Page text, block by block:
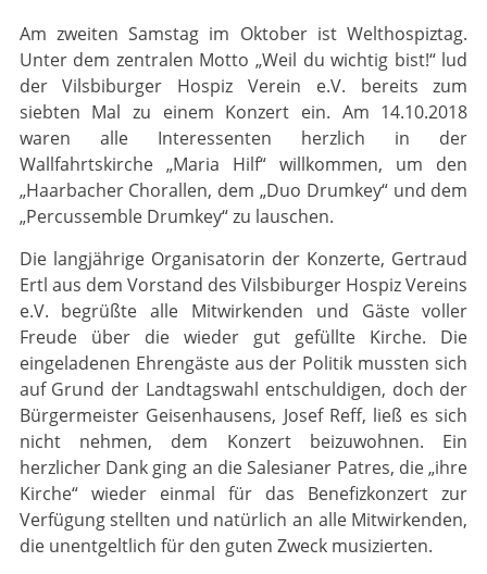
Am zweiten Samstag im Oktober ist Welthospiztag.
Unter dem zentralen Motto „Weil du wichtig bist!“ lud
der Vilsbiburger Hospiz Verein e.V. bereits zum
siebten Mal zu einem Konzert ein. Am 14.10.2018
waren alle Interessenten herzlich in der
Wallfahrtskirche „Maria Hilf“ willkommen, um den
„Haarbacher Chorallen, dem „Duo Drumkey“ und dem
„Percussemble Drumkey“ zu lauschen.
Die langjährige Organisatorin der Konzerte, Gertraud
Ertl aus dem Vorstand des Vilsbiburger Hospiz Vereins
e.V. begrüßte alle Mitwirkenden und Gäste voller
Freude über die wieder gut gefüllte Kirche. Die
eingeladenen Ehrengäste aus der Politik mussten sich
auf Grund der Land­tagswahl entschuldigen, doch der
Bürgermeister Geisenhausens, Josef Reff, ließ es sich
nicht nehmen, dem Konzert beizuwohnen. Ein
herzlicher Dank ging an die Salesianer Patres, die „ihre
Kirche“ wieder einmal für das Benefizkonzert zur
Verfügung stellten und natürlich an alle Mitwirkenden,
die unentgeltlich für den guten Zweck musizierten.